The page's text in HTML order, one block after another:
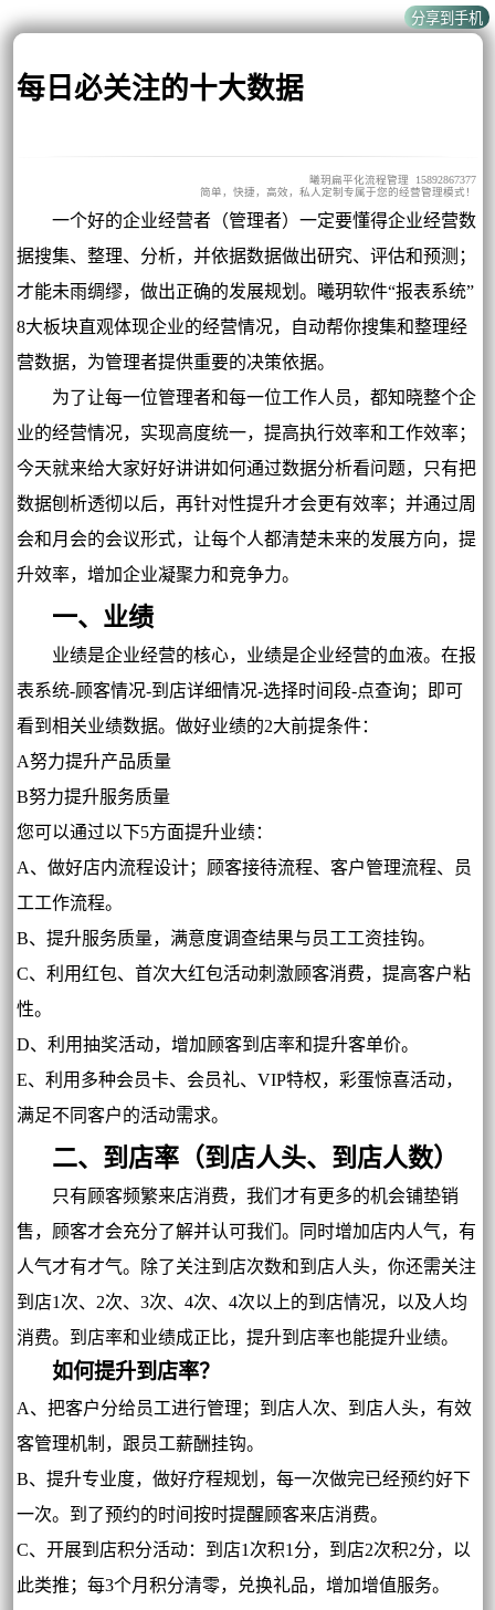
每日必关注的十大数据
曦玥扁平化流程管理 15892867377
简单，快捷，高效，私人定制专属于您的经营管理模式！
一个好的企业经营者（管理者）一定要懂得企业经营数
据搜集、整理、分析，并依据数据做出研究、评估和预测；
才能未雨绸缪，做出正确的发展规划。曦玥软件“报表系统”
8大板块直观体现企业的经营情况，自动帮你搜集和整理经
营数据，为管理者提供重要的决策依据。
为了让每一位管理者和每一位工作人员，都知晓整个企
业的经营情况，实现高度统一，提高执行效率和工作效率；
今天就来给大家好好讲讲如何通过数据分析看问题，只有把
数据刨析透彻以后，再针对性提升才会更有效率；并通过周
会和月会的会议形式，让每个人都清楚未来的发展方向，提
升效率，增加企业凝聚力和竞争力。
一、业绩
业绩是企业经营的核心，业绩是企业经营的血液。在报
表系统-顾客情况-到店详细情况-选择时间段-点查询；即可
看到相关业绩数据。做好业绩的2大前提条件：
A努力提升产品质量
B努力提升服务质量
您可以通过以下5方面提升业绩：
A、做好店内流程设计；顾客接待流程、客户管理流程、员
工工作流程。
B、提升服务质量，满意度调查结果与员工工资挂钩。
C、利用红包、首次大红包活动刺激顾客消费，提高客户粘
性。
D、利用抽奖活动，增加顾客到店率和提升客单价。
E、利用多种会员卡、会员礼、VIP特权，彩蛋惊喜活动，
满足不同客户的活动需求。
二、到店率（到店人头、到店人数）
只有顾客频繁来店消费，我们才有更多的机会铺垫销
售，顾客才会充分了解并认可我们。同时增加店内人气，有
人气才有才气。除了关注到店次数和到店人头，你还需关注
到店1次、2次、3次、4次、4次以上的到店情况，以及人均
消费。到店率和业绩成正比，提升到店率也能提升业绩。
如何提升到店率？
A、把客户分给员工进行管理；到店人次、到店人头，有效
客管理机制，跟员工薪酬挂钩。
B、提升专业度，做好疗程规划，每一次做完已经预约好下
一次。到了预约的时间按时提醒顾客来店消费。
C、开展到店积分活动：到店1次积1分，到店2次积2分，以
此类推；每3个月积分清零，兑换礼品，增加增值服务。